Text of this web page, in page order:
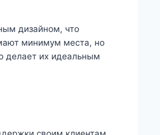
дизайном, что
минимум места, но
делает их идеальным